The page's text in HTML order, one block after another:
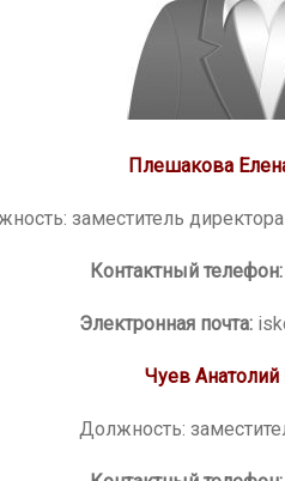
Плешакова
заместитель
Контактный телефон:
Электронная почта:
Чуев
Должность: